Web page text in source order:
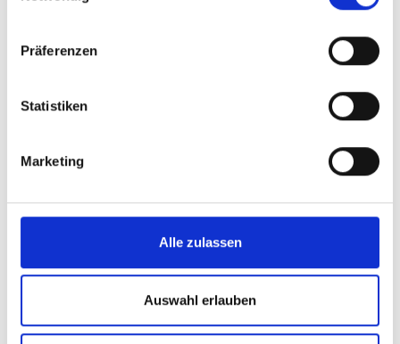
Präferenzen
Statistiken
Marketing
Alle zulassen
Auswahl erlauben